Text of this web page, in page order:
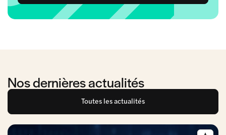
Nos dernières actualités
Toutes les actualités